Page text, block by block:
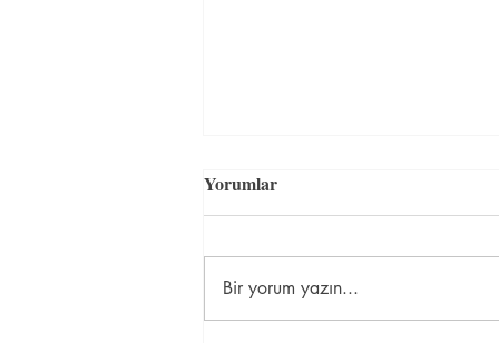
En uygun fiyatlı İngilizce
Yorumlar
Bir yorum yazın...